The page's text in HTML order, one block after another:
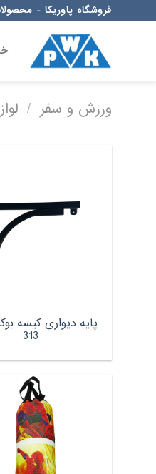
to
فروشگاه پاوریکا -
ورزش و سفر /
پایه دیواری کیسه
313